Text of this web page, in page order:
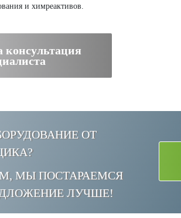
и химреактивов.
ОТ
МЫ ПОСТАРАЕМСЯ
ЛУЧШЕ!